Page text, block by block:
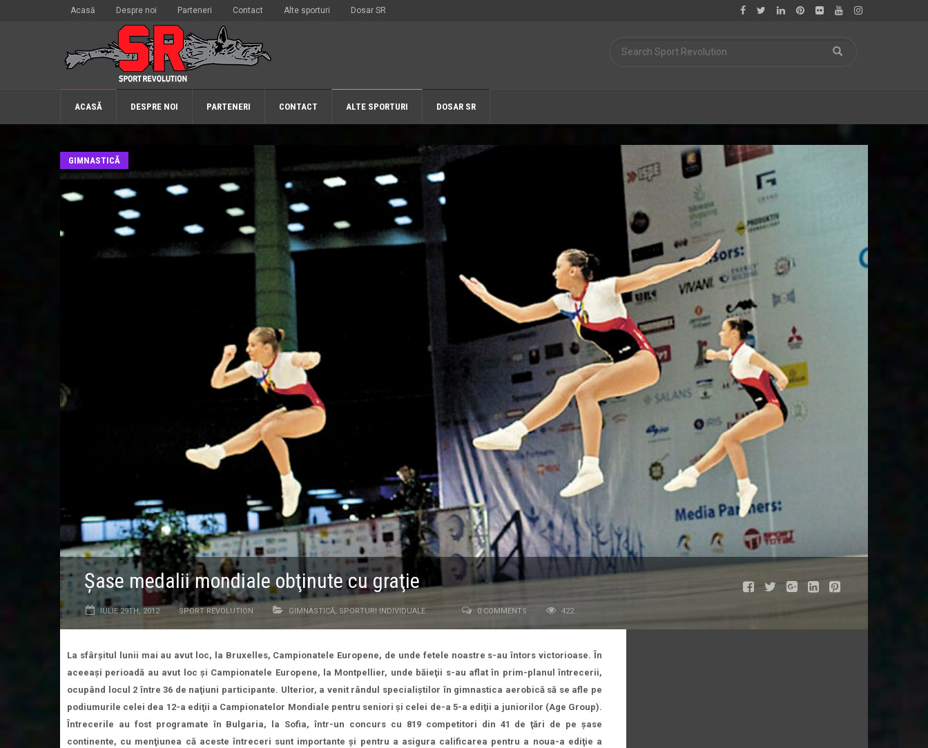
Acasă Despre noi Parteneri Contact Alte sporturi Dosar SR
ACASĂ DESPRE NOI PARTENERI CONTACT ALTE SPORTURI DOSAR SR
GIMNASTICĂ
Şase medalii mondiale obţinute cu graţie
IULIE 29TH, 2012 SPORT REVOLUTION GIMNASTICĂ, SPORTURI INDIVIDUALE 0 COMMENTS 422
La sfârşitul lunii mai au avut loc, la Bruxelles, Campionatele Europene, de unde fetele noastre s-au întors victorioase. În
aceeaşi perioadă au avut loc şi Campionatele Europene, la Montpellier, unde băieţii s-au aflat în prim-planul întrecerii,
ocupând locul 2 între 36 de naţiuni participante. Ulterior, a venit rândul specialiştilor în gimnastica aerobică să se afle pe
podiumurile celei dea 12-a ediţii a Campionatelor Mondiale pentru seniori şi celei de-a 5-a ediţii a juniorilor (Age Group).
Întrecerile au fost programate în Bulgaria, la Sofia, într-un concurs cu 819 competitori din 41 de ţări de pe şase
continente, cu menţiunea că aceste întreceri sunt importante şi pentru a asigura calificarea pentru a noua-a ediţie a